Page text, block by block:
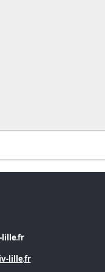
lillefr
lillefr